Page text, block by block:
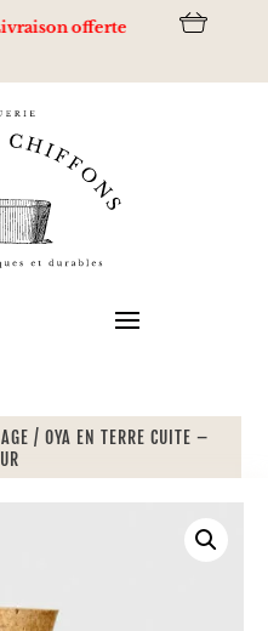
offerte dès 80€ d’achats
/ OYA EN TERRE CUITE –